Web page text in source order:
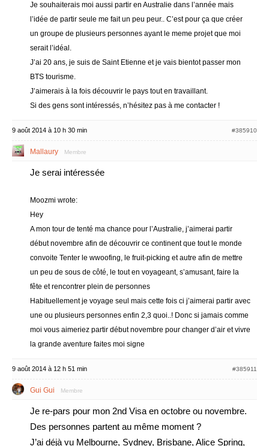
Je souhaiterais moi aussi partir en Australie dans l’année mais
l’idée de partir seule me fait un peu peur.. C’est pour ça que créer
un groupe de plusieurs personnes ayant le meme projet que moi
serait l’idéal.
J’ai 20 ans, je suis de Saint Etienne et je vais bientot passer mon
BTS tourisme.
J’aimerais à la fois découvrir le pays tout en travaillant.
Si des gens sont intéressés, n’hésitez pas à me contacter !
9 août 2014 à 10 h 30 min #385910
Mallaury Membre
Je serai intéressée
Moozmi wrote:
Hey
A mon tour de tenté ma chance pour l’Australie, j’aimerai partir
début novembre afin de découvrir ce continent que tout le monde
convoite Tenter le wwoofing, le fruit-picking et autre afin de mettre
un peu de sous de côté, le tout en voyageant, s’amusant, faire la
fête et rencontrer plein de personnes
Habituellement je voyage seul mais cette fois ci j’aimerai partir avec
une ou plusieurs personnes enfin 2,3 quoi..! Donc si jamais comme
moi vous aimeriez partir début novembre pour changer d’air et vivre
la grande aventure faites moi signe
9 août 2014 à 12 h 51 min #385911
Gui Gui Membre
Je re-pars pour mon 2nd Visa en octobre ou novembre.
Des personnes partent au même moment ?
J’ai déjà vu Melbourne, Sydney, Brisbane, Alice Spring,